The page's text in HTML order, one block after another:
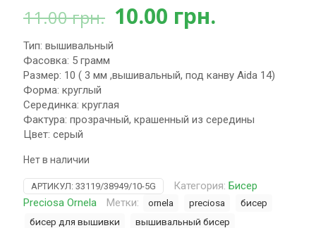
11.00грн. Первоначальная
11.00 грн..
10.00 грн.
Тип: вышивальный
Фасовка: 5 грамм
Размер: 10 ( 3 мм ,вышивальный, под канву Aida 14)
Форма: круглый
Серединка: круглая
Фактура: прозрачный, крашенный из середины
Цвет: серый
Нет в наличии
АРТИКУЛ: 33119/38949/10-5G Категория: Бисер
Preciosa Ornela
Метки: ornela preciosa
бисер
бисер для вышивки
вышивальный бисер